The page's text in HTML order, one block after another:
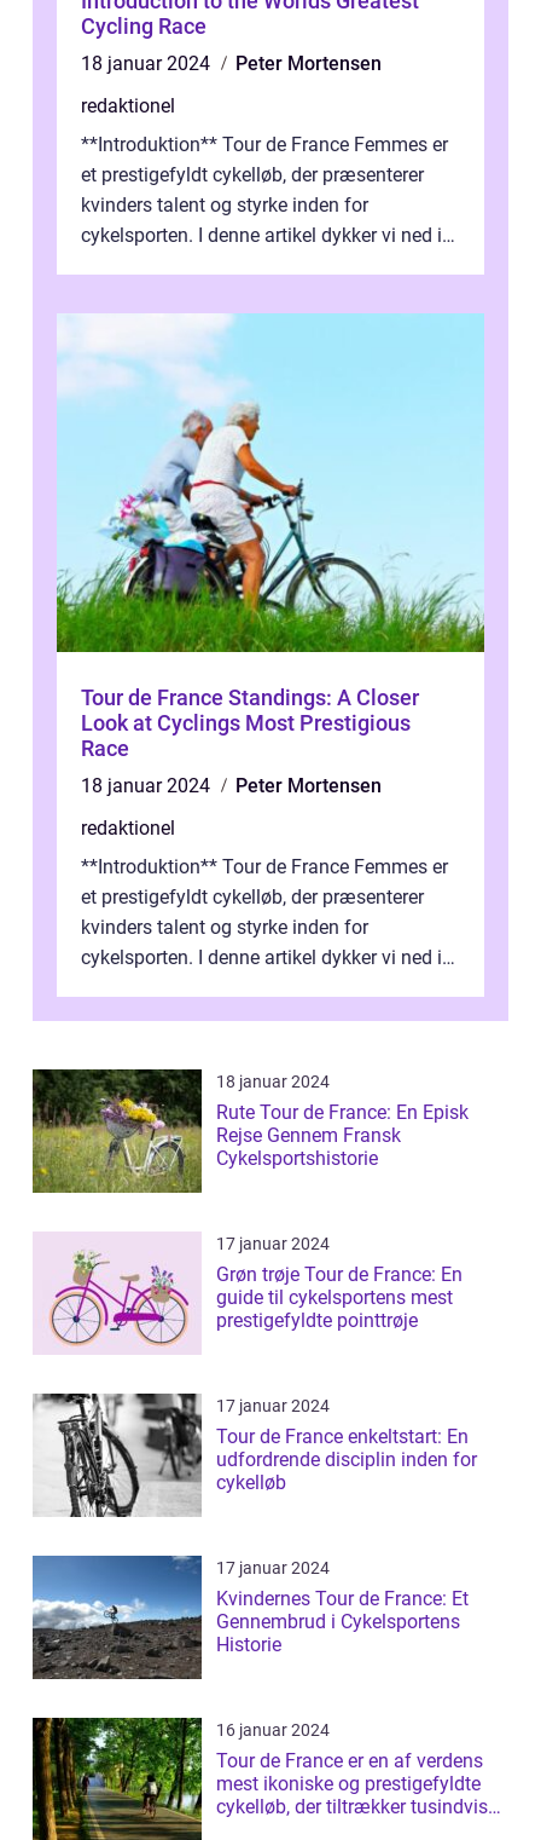
Cycling Race
18 januar 2024
Peter Mortensen
redaktionel
**Introduktion** Tour de France Femmes er
et prestigefyldt cykelløb, der præsenterer
kvinders talent og styrke inden for
cykelsporten. I denne artikel dykker vi ned i
Tour de France Standings: A Closer
Look at Cyclings Most Prestigious
Race
18 januar 2024
Peter Mortensen
redaktionel
**Introduktion** Tour de France Femmes er
et prestigefyldt cykelløb, der præsenterer
kvinders talent og styrke inden for
cykelsporten. I denne artikel dykker vi ned i
18 januar 2024
Rute Tour de France: En Episk
Rejse Gennem Fransk
Cykelsportshistorie
17 januar 2024
Grøn trøje Tour de France: En
guide til cykelsportens mest
prestigefyldte pointtrøje
17 januar 2024
Tour de France enkeltstart: En
udfordrende disciplin inden for
cykelløb
17 januar 2024
Kvindernes Tour de France: Et
Gennembrud i Cykelsportens
Historie
16 januar 2024
Tour de France er en af verdens
mest ikoniske og prestigefyldte
cykelløb, der tiltrækker tusindvis